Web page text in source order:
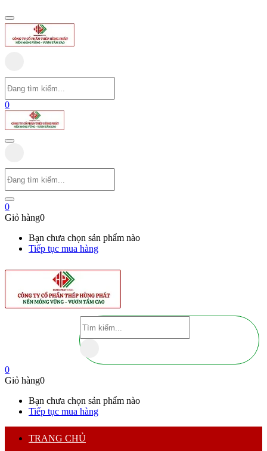
0
0
Giỏ hàng0
Bạn chưa chọn sản phẩm nào
Tiếp tục mua hàng
0
Giỏ hàng0
Bạn chưa chọn sản phẩm nào
Tiếp tục mua hàng
TRANG CHỦ